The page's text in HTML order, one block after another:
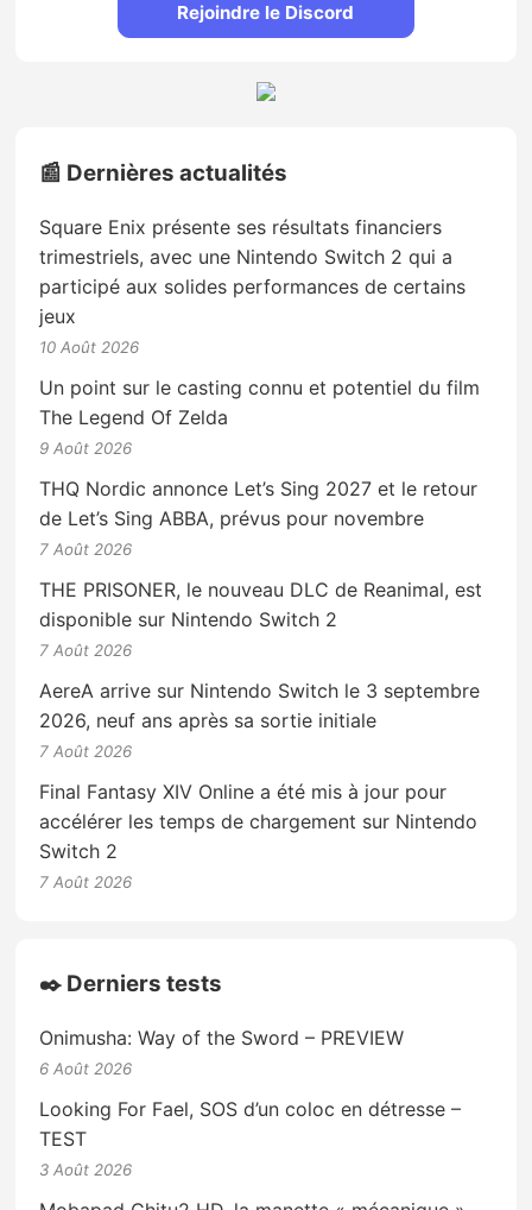
Rejoindre le Discord
📰 Dernières actualités
Square Enix présente ses résultats financiers
trimestriels, avec une Nintendo Switch 2 qui a
participé aux solides performances de certains
jeux
10 Août 2026
Un point sur le casting connu et potentiel du film
The Legend Of Zelda
9 Août 2026
THQ Nordic annonce Let’s Sing 2027 et le retour
de Let’s Sing ABBA, prévus pour novembre
7 Août 2026
THE PRISONER, le nouveau DLC de Reanimal, est
disponible sur Nintendo Switch 2
7 Août 2026
AereA arrive sur Nintendo Switch le 3 septembre
2026, neuf ans après sa sortie initiale
7 Août 2026
Final Fantasy XIV Online a été mis à jour pour
accélérer les temps de chargement sur Nintendo
Switch 2
7 Août 2026
✒️ Derniers tests
Onimusha: Way of the Sword – PREVIEW
6 Août 2026
Looking For Fael, SOS d’un coloc en détresse –
TEST
3 Août 2026